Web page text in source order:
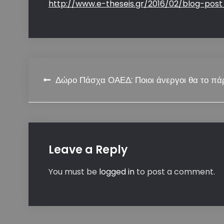
http://www.e-theseis.gr/2016/02/blog-
Post
navigation
Δώρο Πάσχα ΟΑΕΔ: Ποιοι άνεργοι θα το
Leave a Reply
You must be logged in to post a comment.